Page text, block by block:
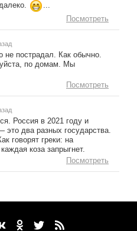
...
Посмотреть
не пострадал. Как обычно.
по домам. Мы
Посмотреть
Россия в 2021 году и
это два разных государства.
говорят греки: на
коза запрыгнет.
Посмотреть